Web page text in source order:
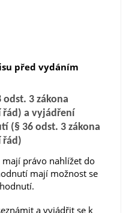
před vydáním
odst. 3 zákona
řád) a vyjádření
(§ 36 odst. 3 zákona
řád)
mají právo nahlížet do
mají možnost se
a vyjádřit se k